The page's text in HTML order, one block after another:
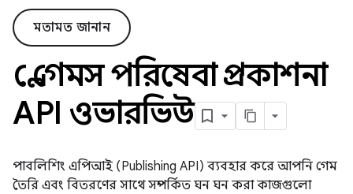
মতামত জানান
প্লে গেমস পরিষেবা প্রকাশনা
API ওভারভিউ
পাবলিশিং এপিআই (Publishing API) ব্যবহার করে আপনি গেম
তৈরি এবং বিতরণের সাথে সম্পর্কিত ঘন ঘন করা কাজগুলো